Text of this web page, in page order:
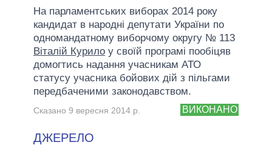
МЕРИ МІСТ
ВСІ ПЕРСОНИ
На парламентських виборах 2014 року
кандидат в народні депутати України по
одномандатному виборчому округу № 113
Віталій Курило у своїй програмі пообіцяв
домогтись надання учасникам АТО
статусу учасника бойових дій з пільгами
передбаченими законодавством.
ВИКОНАНО
Сказано 9 вересня 2014 р.
ДЖЕРЕЛО